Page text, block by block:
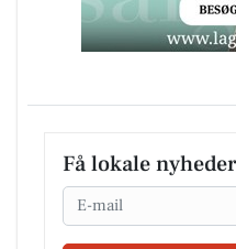
Få lokale
Email